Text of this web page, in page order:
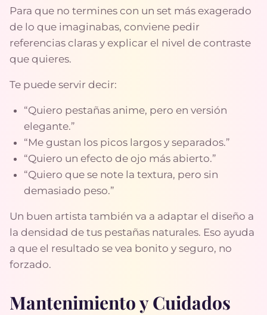
Para que no termines con un set más exagerado
de lo que imaginabas, conviene pedir
referencias claras y explicar el nivel de contraste
que quieres.
Te puede servir decir:
“Quiero pestañas anime, pero en versión
elegante.”
“Me gustan los picos largos y separados.”
“Quiero un efecto de ojo más abierto.”
“Quiero que se note la textura, pero sin
demasiado peso.”
Un buen artista también va a adaptar el diseño a
la densidad de tus pestañas naturales. Eso ayuda
a que el resultado se vea bonito y seguro, no
forzado.
Mantenimiento y Cuidados